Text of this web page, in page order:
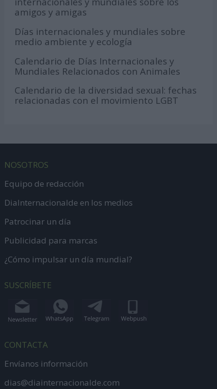
amigos y amigas
Días internacionales y mundiales sobre
medio ambiente y ecología
Calendario de Días Internacionales y
Mundiales Relacionados con Animales
Calendario de la diversidad sexual: fechas
relacionadas con el movimiento LGBT
NOSOTROS
Equipo de redacción
DiaInternacionalde en los medios
Patrocinar un día
Publicidad para marcas
¿Cómo impulsar un día mundial?
SUSCRÍBETE
CONTACTA
Envíanos información
dias@diainternacionalde.com